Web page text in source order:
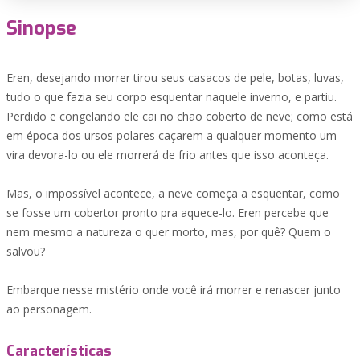
Sinopse
Eren, desejando morrer tirou seus casacos de pele, botas, luvas,
tudo o que fazia seu corpo esquentar naquele inverno, e partiu.
Perdido e congelando ele cai no chão coberto de neve; como está
em época dos ursos polares caçarem a qualquer momento um
vira devora-lo ou ele morrerá de frio antes que isso aconteça.
Mas, o impossível acontece, a neve começa a esquentar, como
se fosse um cobertor pronto pra aquece-lo. Eren percebe que
nem mesmo a natureza o quer morto, mas, por quê? Quem o
salvou?
Embarque nesse mistério onde você irá morrer e renascer junto
ao personagem.
Características